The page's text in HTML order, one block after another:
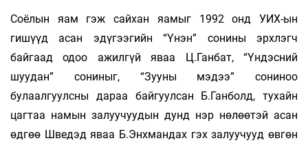
Соёлын яам гэж сайхан яамыг 1992 онд УИХ-ын
гишүүд асан эдүгээгийн “Үнэн” сонины эрхлэгч
байгаад одоо ажилгүй яваа Ц.Ганбат, “Үндэсний
шуудан” сониныг, “Зууны мэдээ” сониноо
булаалгуулсны дараа байгуулсан Б.Ганболд, тухайн
цагтаа намын залуучуудын дунд нэр нөлөөтэй асан
өдгөө Шведэд яваа Б.Энхмандах гэх залуучууд өвгөн